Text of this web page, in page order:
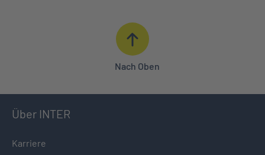
Nach Oben
Über INTER
Karriere